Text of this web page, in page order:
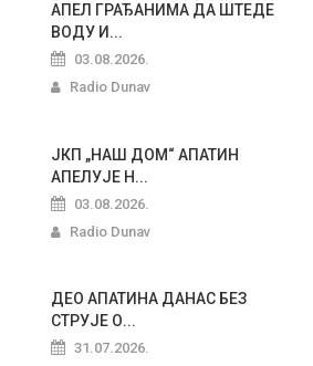
АПЕЛ ГРАЂАНИМА ДА ШТЕДЕ
ВОДУ И...
03.08.2026.
Radio Dunav
ЈКП „НАШ ДОМ“ АПАТИН
АПЕЛУЈЕ Н...
03.08.2026.
Radio Dunav
ДЕО АПАТИНА ДАНАС БЕЗ
СТРУЈЕ О...
31.07.2026.